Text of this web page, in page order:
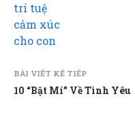
BÀI VIẾT KẾ TIẾP
10 “Bật Mí” Về Tình Yêu